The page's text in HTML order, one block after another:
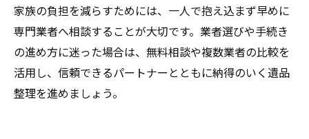
家族の負担を減らすためには、一人で抱え込まず早めに
専門業者へ相談することが大切です。業者選びや手続き
の進め方に迷った場合は、無料相談や複数業者の比較を
活用し、信頼できるパートナーとともに納得のいく遺品
整理を進めましょう。